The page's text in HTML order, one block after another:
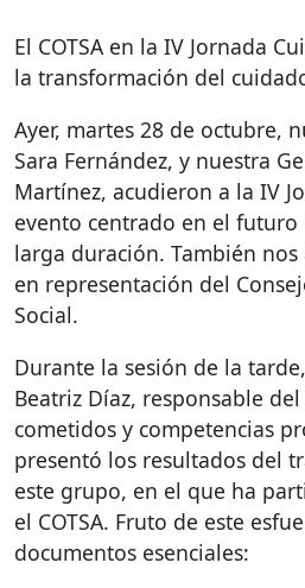
El COTSA en la IV Jornada
la transformación del
Ayer, martes 28 de octubre,
Sara Fernández, y nuestra
Martínez, acudieron a la IV
evento centrado en el futuro
larga duración. También
en representación del
Social.
Durante la sesión de la
Beatriz Díaz, responsable del
cometidos y competencias
presentó los resultados del
este grupo, en el que ha
el COTSA. Fruto de este
documentos esenciales: